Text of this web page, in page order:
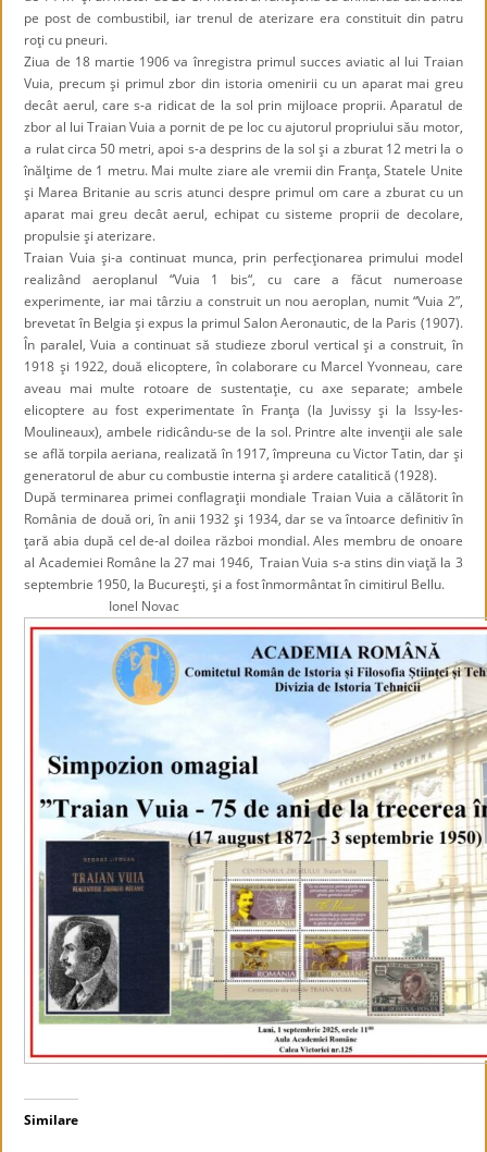
pe post de combustibil, iar trenul de aterizare era constituit din patru
roţi cu pneuri.
Ziua de 18 martie 1906 va înregistra primul succes aviatic al lui Traian
Vuia, precum şi primul zbor din istoria omenirii cu un aparat mai greu
decât aerul, care s-a ridicat de la sol prin mijloace proprii. Aparatul de
zbor al lui Traian Vuia a pornit de pe loc cu ajutorul propriului său motor,
a rulat circa 50 metri, apoi s-a desprins de la sol şi a zburat 12 metri la o
înălţime de 1 metru. Mai multe ziare ale vremii din Franţa, Statele Unite
şi Marea Britanie au scris atunci despre primul om care a zburat cu un
aparat mai greu decât aerul, echipat cu sisteme proprii de decolare,
propulsie şi aterizare.
Traian Vuia şi-a continuat munca, prin perfecţionarea primului model
realizând aeroplanul “Vuia 1 bis“, cu care a făcut numeroase
experimente, iar mai târziu a construit un nou aeroplan, numit “Vuia 2”,
brevetat în Belgia şi expus la primul Salon Aeronautic, de la Paris (1907).
În paralel, Vuia a continuat să studieze zborul vertical şi a construit, în
1918 şi 1922, două elicoptere, în colaborare cu Marcel Yvonneau, care
aveau mai multe rotoare de sustentaţie, cu axe separate; ambele
elicoptere au fost experimentate în Franţa (la Juvissy şi la Issy-les-
Moulineaux), ambele ridicându-se de la sol. Printre alte invenţii ale sale
se află torpila aeriana, realizată în 1917, împreuna cu Victor Tatin, dar şi
generatorul de abur cu combustie interna şi ardere catalitică (1928).
După terminarea primei conflagraţii mondiale Traian Vuia a călătorit în
România de două ori, în anii 1932 şi 1934, dar se va întoarce definitiv în
ţară abia după cel de-al doilea război mondial. Ales membru de onoare
al Academiei Române la 27 mai 1946, Traian Vuia s-a stins din viaţă la 3
septembrie 1950, la Bucureşti, şi a fost înmormântat în cimitirul Bellu.
Ionel Novac
Similare